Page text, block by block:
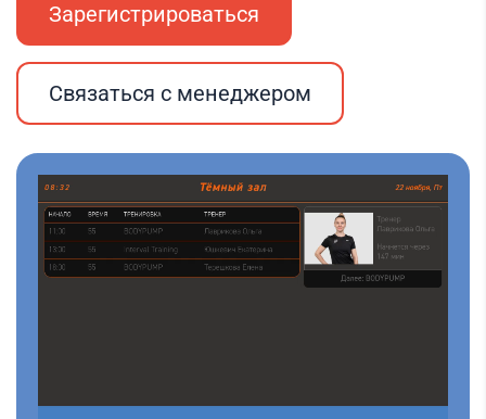
Зарегистрироваться
Связаться с менеджером